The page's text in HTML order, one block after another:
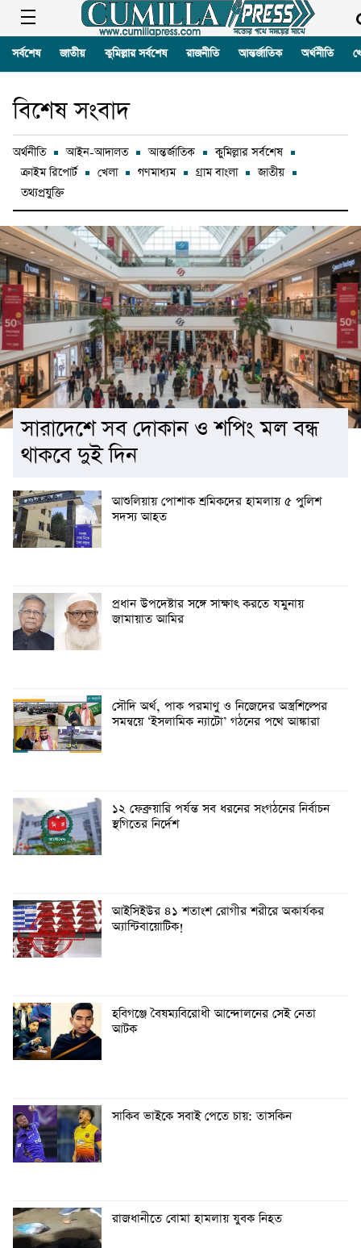
সর্বশেষ জাতীয় কুমিল্লার সর্বশেষ রাজনীতি আন্তর্জাতিক অর্থনীতি
বিশেষ সংবাদ
অর্থনীতি আইন-আদালত আন্তর্জাতিক
কুমিল্লার সর্বশেষ
ক্রাইম রিপোর্ট
খেলা গণমাধ্যম গ্রাম বাংলা
জাতীয়
তথ্যপ্রযুক্তি
সারাদেশে সব দোকান ও শপিং মল বন্ধ
থাকবে দুই দিন
আশুলিয়ায় পোশাক শ্রমিকদের হামলায় ৫ পুলিশ
সদস্য আহত
প্রধান উপদেষ্টার সঙ্গে সাক্ষাৎ করতে যমুনায়
জামায়াত আমির
সৌদি অর্থ, পাক পরমাণু ও নিজেদের অস্ত্রশিল্পের
সমন্বয়ে ‘ইসলামিক ন্যাটো’ গঠনের পথে আঙ্কারা
১২ ফেব্রুয়ারি পর্যন্ত সব ধরনের সংগঠনের নির্বাচন
স্থগিতের নির্দেশ
আইসিইউর ৪১ শতাংশ রোগীর শরীরে অকার্যকর
অ্যান্টিবায়োটিক!
হবিগঞ্জে বৈষম্যবিরোধী আন্দোলনের সেই নেতা
আটক
সাকিব ভাইকে সবাই পেতে চায়: তাসকিন
রাজধানীতে বোমা হামলায় যুবক নিহত